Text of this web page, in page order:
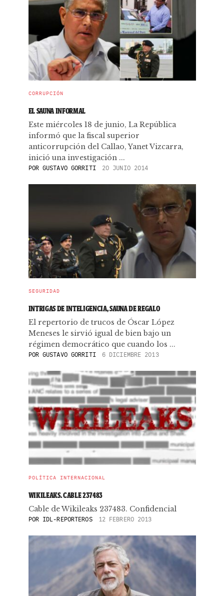
CORRUPCIÓN
EL SAUNA INFORMAL
Este miércoles 18 de junio, La República
informó que la fiscal superior
anticorrupción del Callao, Yanet Vizcarra,
inició una investigación ...
POR GUSTAVO GORRITI 20 JUNIO 2014
SEGURIDAD
INTRIGAS DE INTELIGENCIA, SAUNA DE REGALO
El repertorio de trucos de Óscar López
Meneses le sirvió igual de bien bajo un
régimen democrático que cuando los ...
POR GUSTAVO GORRITI 6 DICIEMBRE 2013
POLÍTICA INTERNACIONAL
WIKILEAKS. CABLE 237483
Cable de Wikileaks 237483. Confidencial
POR IDL-REPORTEROS 12 FEBRERO 2013